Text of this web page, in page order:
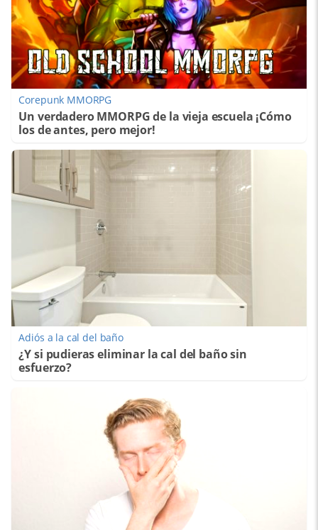
Corepunk MMORPG
Un verdadero MMORPG de la vieja escuela ¡Cómo
los de antes, pero mejor!
Adiós a la cal del baño
¿Y si pudieras eliminar la cal del baño sin
esfuerzo?